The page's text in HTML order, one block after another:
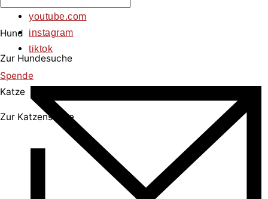
Hund
Zur Hundesuche
Spende
Katze
Zur Katzensuche
youtube.com
instagram
tiktok